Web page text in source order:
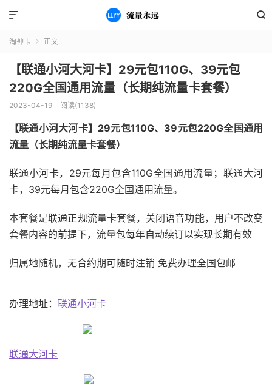


淘神卡  正文
【联通小河大河卡】29元包110G、39元包
220G全国通用流量（长期纯流量卡套餐）
2023-04-19 阅读(1138)
【联通小河大河卡】29元包110G、39元包220G全国通用
流量（长期纯流量卡套餐）
联通小河卡，29元每月包含110G全国通用流量；联通大河
卡，39元每月包含220G全国通用流量。
本套餐是联通正规流量卡套餐，关闭语音功能，用户不改变
套餐内容的前提下，流量包每年自动续订以实现长期有效
归属地随机，无合约期可随时注销 免费办理全国包邮
办理地址： 联通小河卡
联通大河卡